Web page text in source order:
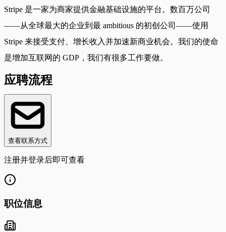
Stripe 是一家为商家提供金融基础设施的平台。数百万公司
——从全球最大的企业到最 ambitious 的初创公司——使用
Stripe 来接受支付、增长收入并加速新商业机会。我们的使命
是增加互联网的 GDP，我们有很多工作要做。
应聘流程
查看联系方式
注册并登录后即可查看
职位信息